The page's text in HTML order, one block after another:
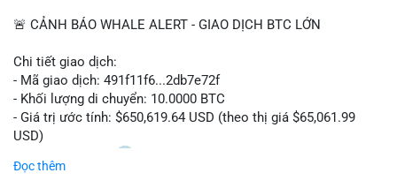
📰 Nguồn: Cointelegraph
🚨 CẢNH BÁO WHALE ALERT - GIAO DỊCH BTC LỚN
Chi tiết giao dịch:
- Mã giao dịch: 491f11f6...2db7e72f
- Khối lượng di chuyển: 10.0000 BTC
- Giá trị ước tính: $650,619.64 USD (theo thị giá $65,061.99
USD)
- Thời gian: 11:20
Đọc thêm